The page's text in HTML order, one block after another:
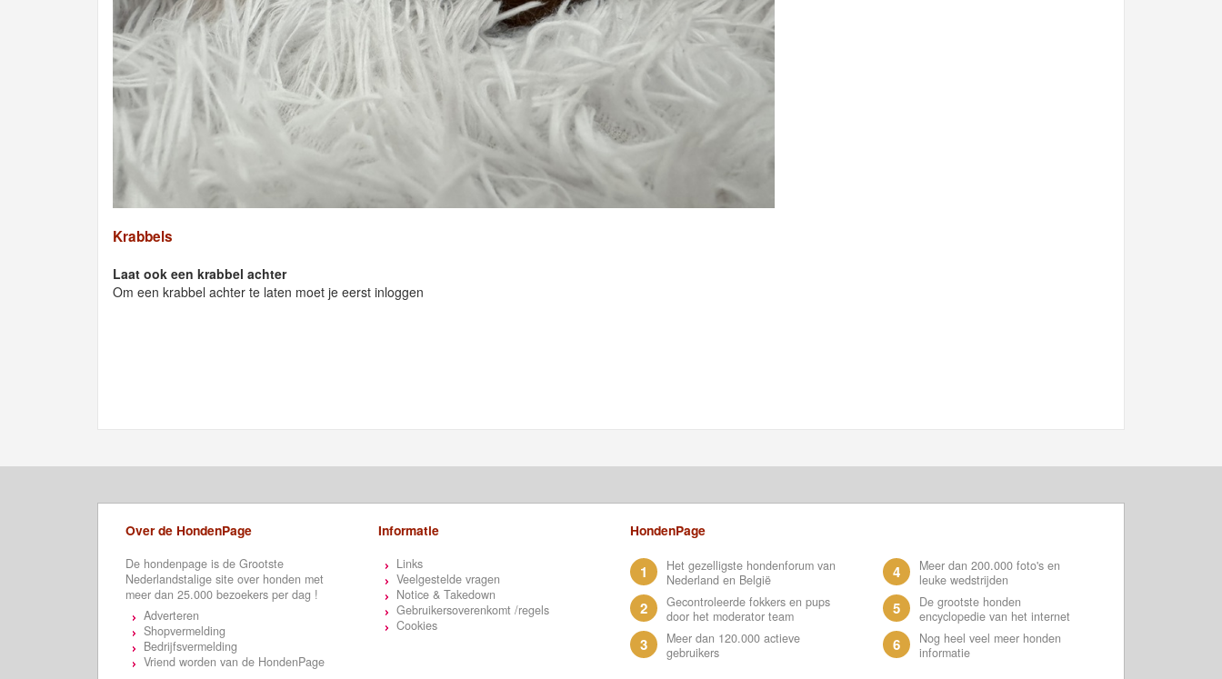
Krabbels
Laat ook een krabbel achter
Om een krabbel achter te laten moet je eerst inloggen
Over de HondenPage
De hondenpage is de Grootste
Nederlandstalige site over honden met
meer dan 25.000 bezoekers per dag !
Adverteren
Shopvermelding
Bedrijfsvermelding
Vriend worden van de HondenPage
Informatie
Links
Veelgestelde vragen
Notice & Takedown
Gebruikersoverenkomt /regels
Cookies
HondenPage
1
Het gezelligste hondenforum van
Nederland en België
2
Gecontroleerde fokkers en pups
door het moderator team
3
Meer dan 120.000 actieve
gebruikers
4
Meer dan 200.000 foto's en
leuke wedstrijden
5
De grootste honden
encyclopedie van het internet
6
Nog heel veel meer honden
informatie